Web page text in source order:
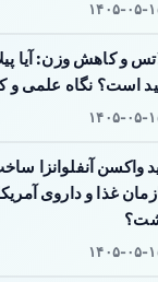
۰۵-۱۵
و کاهش وزن: آیا
است؟ نگاه علمی و
۰۵-۱۵
واکسن آنفلوانزا
غذا و داروی
۰۵-۱۵